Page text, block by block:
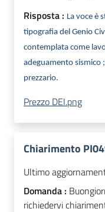
Risposta : La voce è
tipografia del Genio
contemplata come
adeguamento sismico
prezzario.
Prezzo DEI.png
Chiarimento
Ultimo
Domanda :
richiedervi